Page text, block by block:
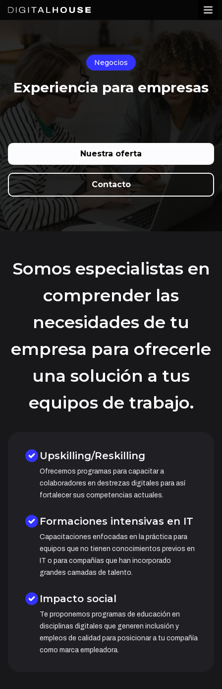
Digital House
Negocios
Experiencia para empresas
Nuestra oferta
Contacto
Somos especialistas en
comprender las
necesidades de tu
empresa para ofrecerle
una solución a tus
equipos de trabajo.
Upskilling/Reskilling
Ofrecemos programas para capacitar a
colaboradores en destrezas digitales para así
fortalecer sus competencias actuales.
Formaciones intensivas en IT
Capacitaciones enfocadas en la práctica para
equipos que no tienen conocimientos previos en
IT o para compañías que han incorporado
grandes camadas de talento.
Impacto social
Te proponemos programas de educación en
disciplinas digitales que generen inclusión y
empleos de calidad para posicionar a tu compañía
como marca empleadora.